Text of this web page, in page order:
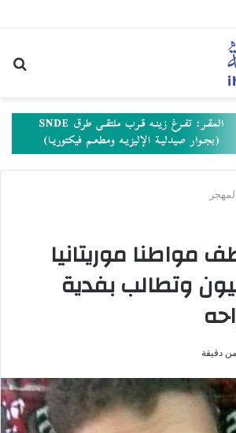
مواطنا موريتانيا
وتطالب بفدية
دقيقة